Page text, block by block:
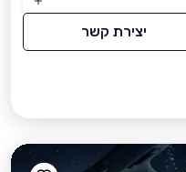
יצירת קשר